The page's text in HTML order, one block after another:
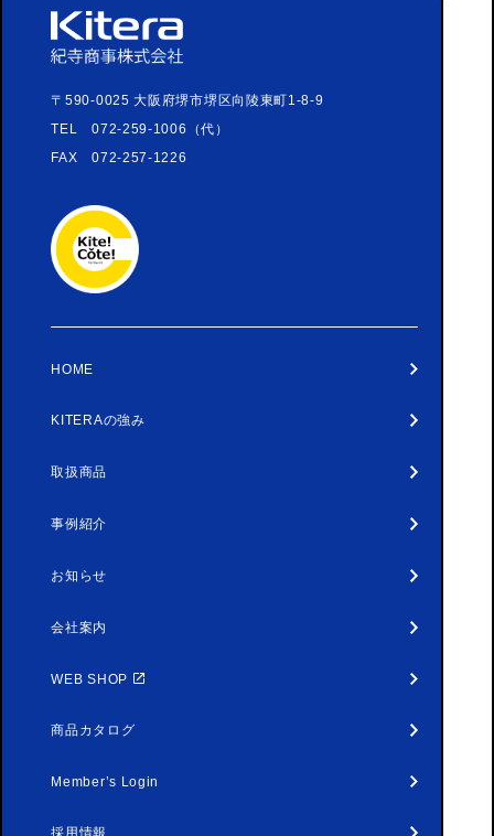
〒590-0025 大阪府堺市堺区向陵東町1-8-9
TEL 072-259-1006（代）
FAX 072-257-1226
HOME
KITERAの強み
取扱商品
事例紹介
お知らせ
会社案内
WEB SHOP
商品カタログ
Member’s Login